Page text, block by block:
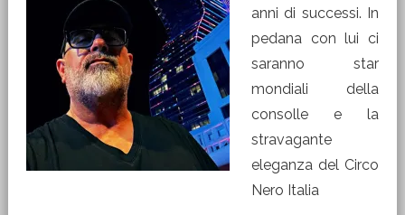
anni di successi. In
pedana con lui ci
saranno star
mondiali della
consolle e la
stravagante
eleganza del Circo
Nero Italia